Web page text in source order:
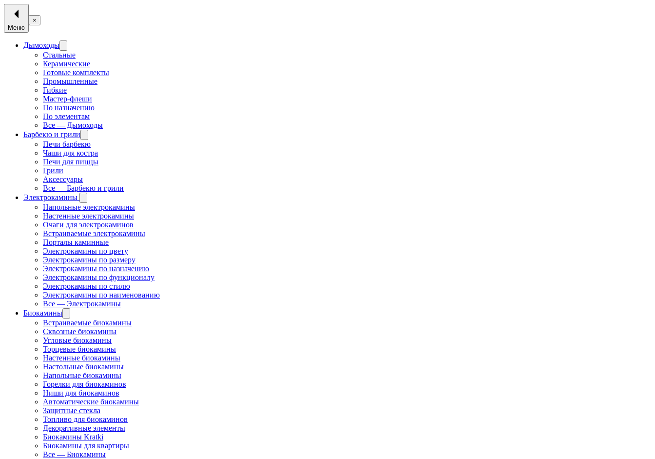
Меню
×
Дымоходы
Стальные
Керамические
Готовые комплекты
Промышленные
Гибкие
Мастер-флеши
По назначению
По элементам
Все — Дымоходы
Барбекю и грили
Печи барбекю
Чаши для костра
Печи для пиццы
Грили
Аксессуары
Все — Барбекю и грили
Электрокамины
Напольные электрокамины
Настенные электрокамины
Очаги для электрокаминов
Встраиваемые электрокамины
Порталы каминные
Электрокамины по цвету
Электрокамины по размеру
Электрокамины по назначению
Электрокамины по функционалу
Электрокамины по стилю
Электрокамины по наименованию
Все — Электрокамины
Биокамины
Встраиваемые биокамины
Сквозные биокамины
Угловые биокамины
Торцевые биокамины
Настенные биокамины
Настольные биокамины
Напольные биокамины
Горелки для биокаминов
Ниши для биокаминов
Автоматические биокамины
Защитные стекла
Топливо для биокаминов
Декоративные элементы
Биокамины Kratki
Биокамины для квартиры
Все — Биокамины